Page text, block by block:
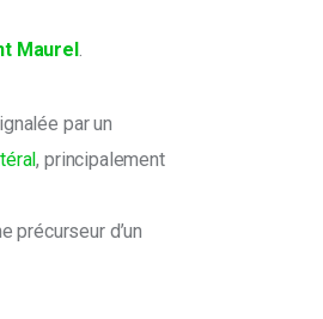
Maurel .
par un
, principalement
précurseur d’un